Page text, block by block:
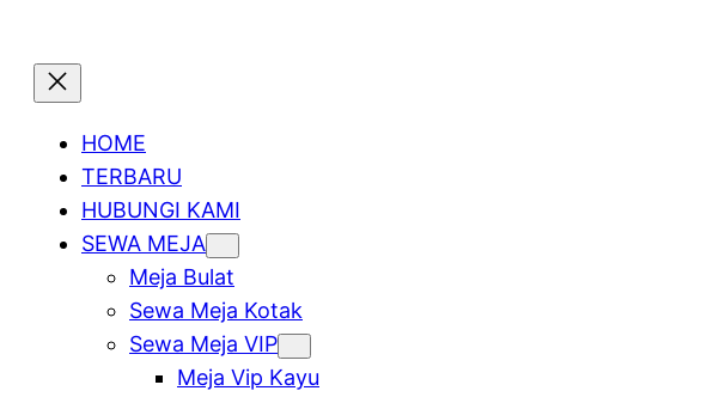
HOME
TERBARU
HUBUNGI KAMI
SEWA MEJA
Meja Bulat
Sewa Meja Kotak
Sewa Meja VIP
Meja Vip Kayu